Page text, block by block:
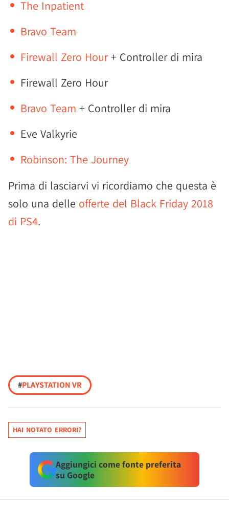
The Inpatient
Bravo Team
Firewall Zero Hour+ Controller di mira
Firewall Zero Hour
Bravo Team + Controller di mira
Eve Valkyrie
Robinson: The Journey
Prima di lasciarvi vi ricordiamo che questa è
solo una delle offerte del Black Friday 2018
di PS4.
#PLAYSTATION VR
HAI NOTATO ERRORI?
Aggiungici come fonte preferita
su Google